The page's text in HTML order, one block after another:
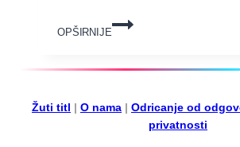
OPŠIRNIJE
Trailer
za
Does
Exist
Žuti titl | O nama | Odricanje od
privatnosti